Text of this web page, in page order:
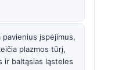
pavienius įspėjimus,
plazmos tūrį,
baltąsias ląsteles